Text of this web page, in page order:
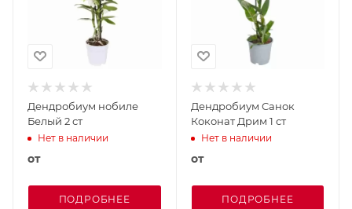
Дендробиум нобиле
Белый 2 ст
Нет в наличии
от
ПОДРОБНЕЕ
Дендробиум Санок
Коконат Дрим 1 ст
Нет в наличии
от
ПОДРОБНЕЕ